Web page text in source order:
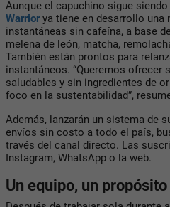
Aunque el capuchino sigue
Warrior ya tiene en desarrollo una
instantáneas sin cafeína, a base
melena de león, matcha,
También están prontos para
instantáneos. “Queremos ofrecer
saludables y sin ingredientes de
foco en la sustentabilidad”,
Además, lanzarán un sistema de
envíos sin costo a todo el país,
través del canal directo. Las
Instagram, WhatsApp o la web.
Un equipo, un propósito